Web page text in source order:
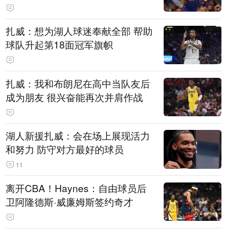
扎威：想为湖人球迷奉献全部 帮助
球队升起第18面冠军旗帜
扎威：我和布朗尼在高中当队友后
成为朋友 很兴奋能再次并肩作战
湖人新援扎威：会在场上展现活力
和努力 防守对方最好的球员
11
离开CBA！Haynes：自由球员后
卫阿隆德斯·威廉姆斯签约奇才